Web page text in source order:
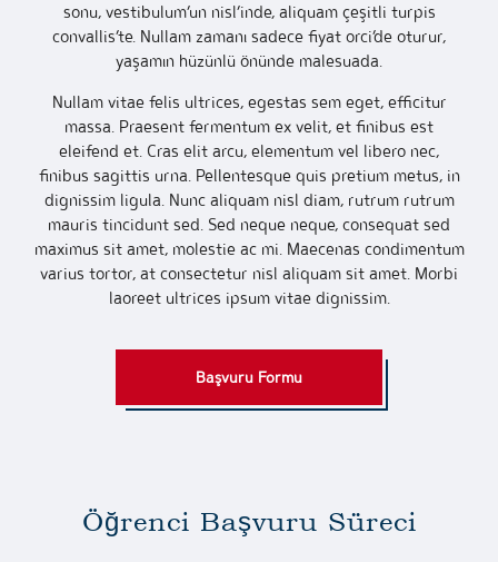
sonu, vestibulum’un nisl’inde, aliquam çeşitli turpis
convallis’te. Nullam zamanı sadece fiyat orci’de oturur,
yaşamın hüzünlü önünde malesuada.
Nullam vitae felis ultrices, egestas sem eget, efficitur
massa. Praesent fermentum ex velit, et finibus est
eleifend et. Cras elit arcu, elementum vel libero nec,
finibus sagittis urna. Pellentesque quis pretium metus, in
dignissim ligula. Nunc aliquam nisl diam, rutrum rutrum
mauris tincidunt sed. Sed neque neque, consequat sed
maximus sit amet, molestie ac mi. Maecenas condimentum
varius tortor, at consectetur nisl aliquam sit amet. Morbi
laoreet ultrices ipsum vitae dignissim.
Başvuru Formu
Öğrenci Başvuru Süreci